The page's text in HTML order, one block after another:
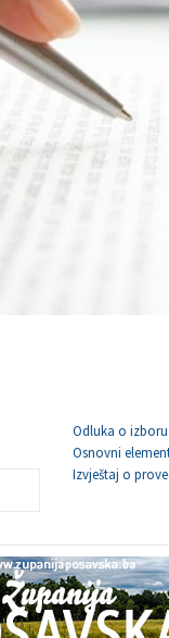
Odluka o
Osnovni
Izvještaj o